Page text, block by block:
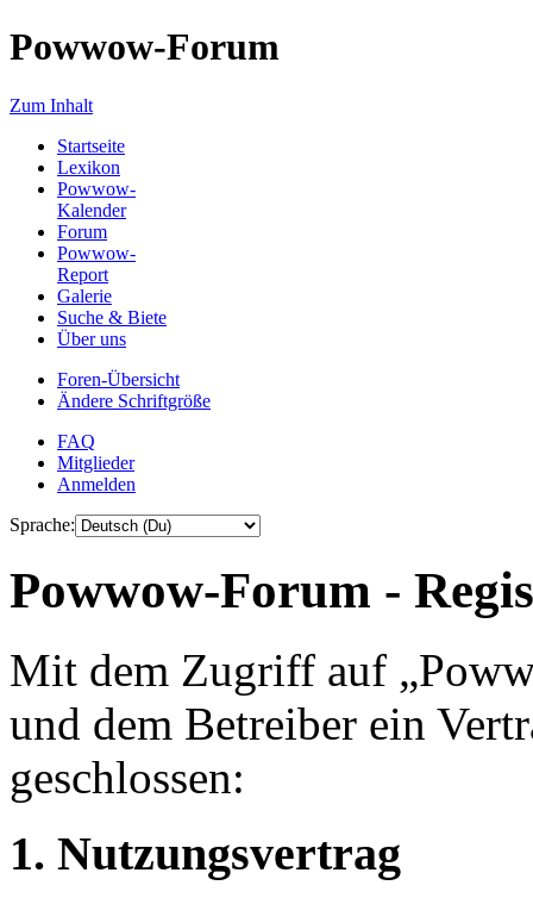
Powwow-Forum
Zum Inhalt
Startseite
Lexikon
Powwow-
Kalender
Forum
Powwow-
Report
Galerie
Suche & Biete
Über uns
Foren-Übersicht
Ändere Schriftgröße
FAQ
Mitglieder
Anmelden
Sprache:
Powwow-Forum -
Mit dem Zugriff auf
und dem Betreiber ein
geschlossen:
1. Nutzungsvertrag